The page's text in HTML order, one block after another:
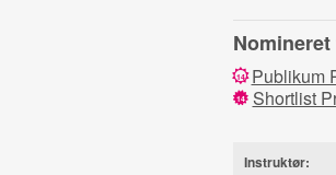
14 Publikum
14 Shortlist
Instruktør: